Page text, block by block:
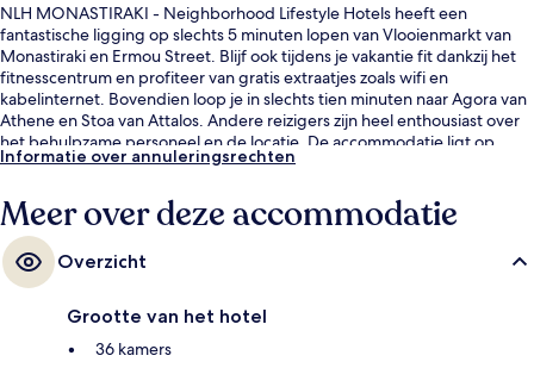
NLH MONASTIRAKI - Neighborhood Lifestyle Hotels heeft een
fantastische ligging op slechts 5 minuten lopen van Vlooienmarkt van
Monastiraki en Ermou Street. Blijf ook tijdens je vakantie fit dankzij het
fitnesscentrum en profiteer van gratis extraatjes zoals wifi en
kabelinternet. Bovendien loop je in slechts tien minuten naar Agora van
Athene en Stoa van Attalos. Andere reizigers zijn heel enthousiast over
het behulpzame personeel en de locatie. De accommodatie ligt op
korte loopafstand van het openbaar vervoer: het is 4 minuten lopen
Informatie over annuleringsrechten
Meer over deze accommodatie
Overzicht
Grootte van het hotel
36 kamers